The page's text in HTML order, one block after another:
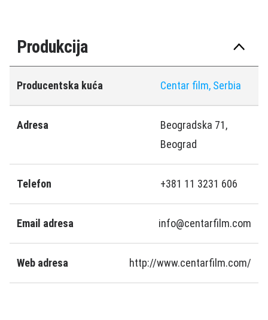
Produkcija
Producentska kuća Centar film, Serbia
Adresa
Beogradska 71,
Beograd
Telefon +381 11 3231 606
Email adresa info@centarfilm.com
Web adresa http://www.centarfilm.com/